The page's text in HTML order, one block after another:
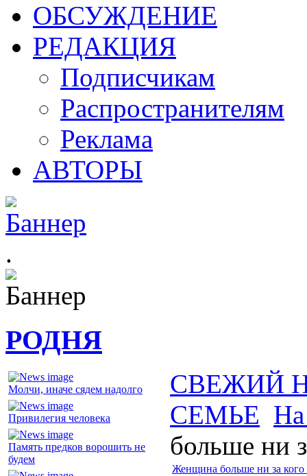
ОБСУЖДЕНИЕ
РЕДАКЦИЯ
Подписчикам
Распространителям
Реклама
АВТОРЫ
.
РОДНЯ
Молчи, иначе сядем надолго
Привилегия человека
Память предков ворошить не
будем
СВЕЖИЙ
СЕМЬЕ На
больше ни
Женщина больше ни за кого